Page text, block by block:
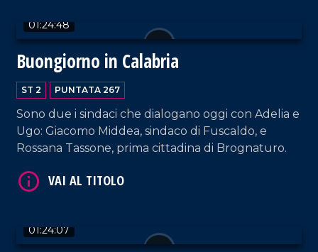
01:24:48
Buongiorno in Calabria
ST 2 PUNTATA 267
Sono due i sindaci che dialogano oggi con Adelia e
Ugo: Giacomo Middea, sindaco di Fuscaldo, e
Rossana Tassone, prima cittadina di Brognaturo.
01:24:07
VAI AL TITOLO